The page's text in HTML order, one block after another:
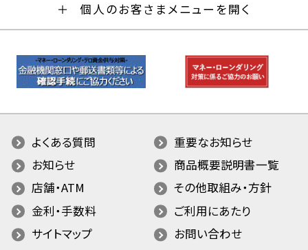
個人のお客さまメニューを開く
よくある質問
重要なお知らせ
お知らせ
商品概要説明書一覧
店舗・ATM
その他取組み・方針
金利・手数料
ご利用にあたり
サイトマップ
お問い合わせ